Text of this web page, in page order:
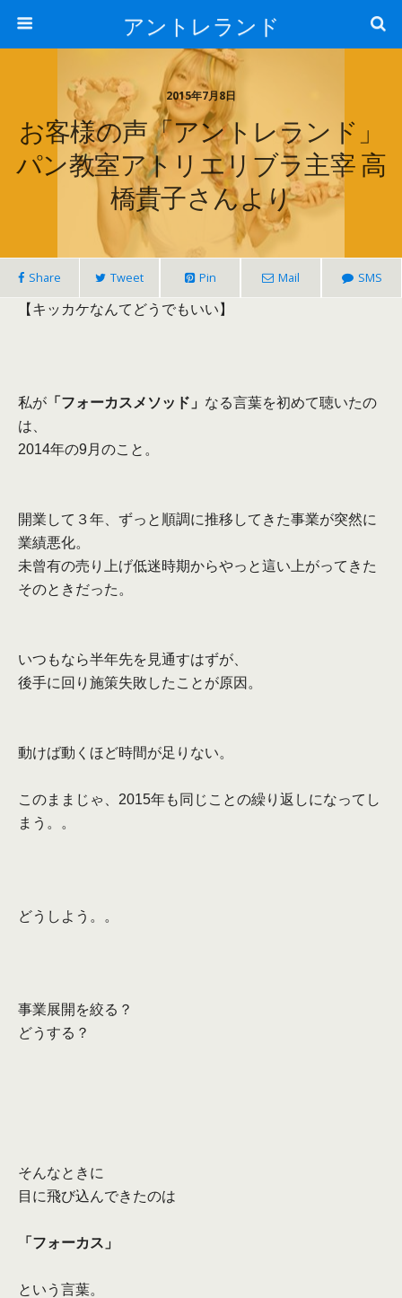
アントレランド
2015年7月8日
お客様の声「アントレランド」
パン教室アトリエリブラ主宰 高
橋貴子さんより
Share Tweet Pin Mail SMS
【キッカケなんてどうでもいい】
私が 「フォーカスメソッド」 なる言葉を初めて聴いたの
は、
2014年の9月のこと。
開業して３年、ずっと順調に推移してきた事業が突然に
業績悪化。
未曾有の売り上げ低迷時期からやっと這い上がってきた
そのときだった。
いつもなら半年先を見通すはずが、
後手に回り施策失敗したことが原因。
動けば動くほど時間が足りない。
このままじゃ、 2015年も同じことの繰り返しになってし
まう。
。
どうしよう。。
事業展開を絞る？
どうする？
そんなときに
目に飛び込んできたのは
「フォーカス」
という言葉。